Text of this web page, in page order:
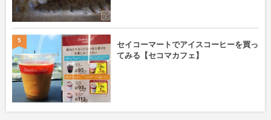
セイコーマートでアイスコーヒーを買っ
てみる【セコマカフェ】
5